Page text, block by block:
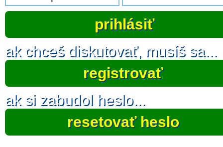
ak chceš diskutovať, musíš sa...
registrovať
ak si zabudol heslo...
resetovať heslo